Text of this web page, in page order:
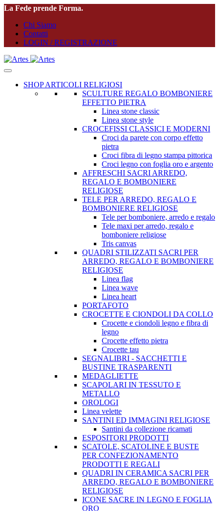
La Fede prende Forma.
Chi Siamo
Contatti
LOGIN / REGISTRAZIONE
SHOP ARTICOLI RELIGIOSI
SCULTURE REGALO BOMBONIERE
EFFETTO PIETRA
Linea stone classic
Linea stone style
CROCEFISSI CLASSICI E MODERNI
Croci da parete con corpo effetto
pietra
Croci fibra di legno stampa pittorica
Croci legno con foglia oro e argento
AFFRESCHI SACRI ARREDO,
REGALO E BOMBONIERE
RELIGIOSE
TELE PER ARREDO, REGALO E
BOMBONIERE RELIGIOSE
Tele per bomboniere, arredo e regalo
Tele maxi per arredo, regalo e
bomboniere religiose
Tris canvas
QUADRI STILIZZATI SACRI PER
ARREDO, REGALO E BOMBONIERE
RELIGIOSE
Linea flag
Linea wave
Linea heart
PORTAFOTO
CROCETTE E CIONDOLI DA COLLO
Crocette e ciondoli legno e fibra di
legno
Crocette effetto pietra
Crocette tau
SEGNALIBRI - SACCHETTI E
BUSTINE TRASPARENTI
MEDAGLIETTE
SCAPOLARI IN TESSUTO E
METALLO
OROLOGI
Linea velette
SANTINI ED IMMAGINI RELIGIOSE
Santini da collezione ricamati
ESPOSITORI PRODOTTI
SCATOLE, SCATOLINE E BUSTE
PER CONFEZIONAMENTO
PRODOTTI E REGALI
QUADRI IN CERAMICA SACRI PER
ARREDO, REGALO E BOMBONIERE
RELIGIOSE
ICONE SACRE IN LEGNO E FOGLIA
ORO